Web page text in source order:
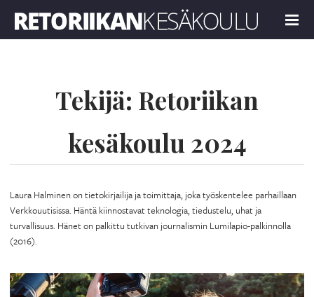
MENU
Tekijä: Retoriikan
kesäkoulu 2024
Laura Halminen on tietokirjailija ja toimittaja, joka työskentelee parhaillaan
Verkkouutisissa. Häntä kiinnostavat teknologia, tiedustelu, uhat ja
turvallisuus. Hänet on palkittu tutkivan journalismin Lumilapio-palkinnolla
(2016).